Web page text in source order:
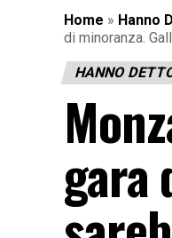
Home » Hanno
di minoranza.
HANNO
gara